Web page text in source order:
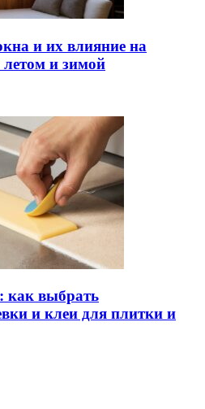
и их влияние на
и зимой
как выбрать
и клеи для плитки и